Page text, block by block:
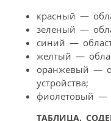
красный —
зеленый —
синий —
желтый —
оранжевый —
устройства;
фиолетовый —
ТАБЛИЦА.